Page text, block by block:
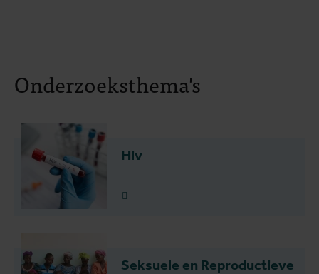
Onderzoeksthema's
Hiv
Lees meer
Seksuele en Reproductieve